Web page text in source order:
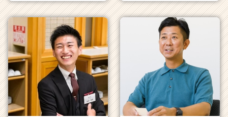
ア
（C
e
r
C
e
e